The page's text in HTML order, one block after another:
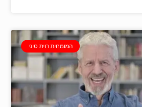
המומחית רוית סיני